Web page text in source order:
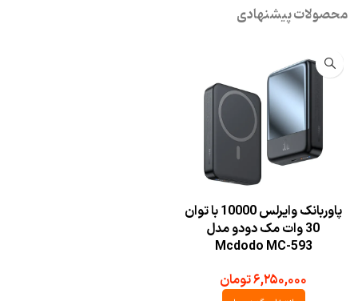
محصولات پیشنهادی
پاوربانک وایرلس 10000 با توان
30 وات مک دودو مدل
Mcdodo MC-593
۶,۲۵۰,۰۰۰تومان